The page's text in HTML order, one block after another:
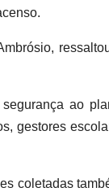
ao
gestores
coletadas